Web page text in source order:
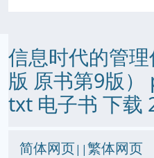
信息时代的管
版 原书第9版
txt 电子书 下载
简体网页||繁体网页